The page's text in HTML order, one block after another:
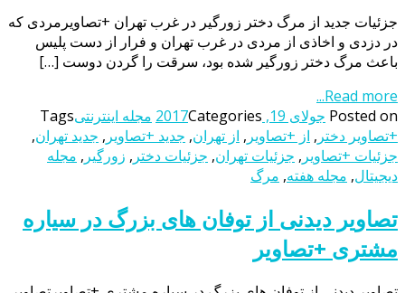
جزئیات جدید از مرگ دختر زورگیر در غرب تهران +تصاویرمردی که
در دزدی و اخاذی از مردی در غرب تهران و فرار از دست پلیس
باعث مرگ دختر زورگیر شده بود، سرقت را گردن دوست […]
Read more...
Posted on جولای 19, 2017 Categories مجله اینترنتیTags
+تصاویر دختر , از +تصاویر , از تهران, جدید +تصاویر , جدید تهران,
جزئیات +تصاویر , جزئیات تهران, جزئیات دختر , زورگیر , مجله
دیجیتال, مجله هفته, مرگ
تصاویر دیدنی از توفان های بزرگ در سیاره
مشتری +تصاویر